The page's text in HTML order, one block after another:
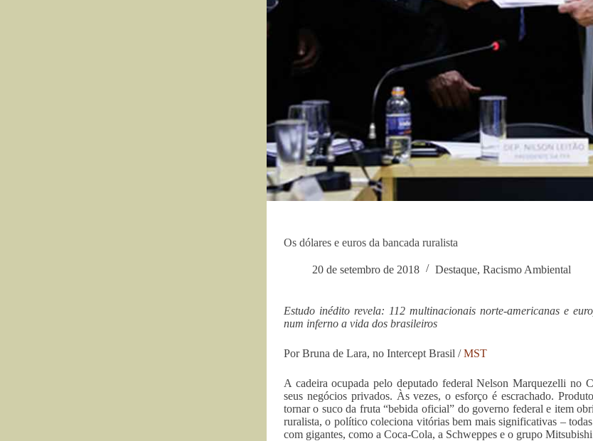
Os dólares e euros da bancada ruralista
20 de setembro de 2018 Destaque, Racismo Ambiental
Estudo inédito revela: 112 multinacionais norte-americanas e
num inferno a vida dos brasileiros
Por Bruna de Lara, no Intercept Brasil /MST
A cadeira ocupada pelo deputado federal Nelson Marquezelli no
seus negócios privados. Às vezes, o esforço é escrachado.
tornar o suco da fruta “bebida oficial” do governo federal e item
ruralista, o político coleciona vitórias bem mais significativas –
com gigantes, como a Coca-Cola, a Schweppes e o grupo